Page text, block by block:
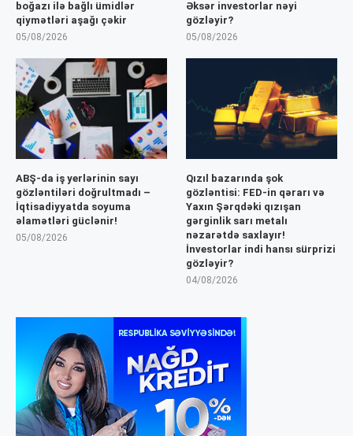
boğazı ilə bağlı ümidlər
qiymətləri aşağı çəkir
05/08/2026
Əksər investorlar nəyi
gözləyir?
05/08/2026
ABŞ-da iş yerlərinin sayı
gözləntiləri doğrultmadı –
İqtisadiyyatda soyuma
əlamətləri güclənir!
05/08/2026
Qızıl bazarında şok
gözləntisi: FED-in qərarı və
Yaxın Şərqdəki qızışan
gərginlik sarı metalı
nəzarətdə saxlayır!
İnvestorlar indi hansı sürprizi
gözləyir?
04/08/2026